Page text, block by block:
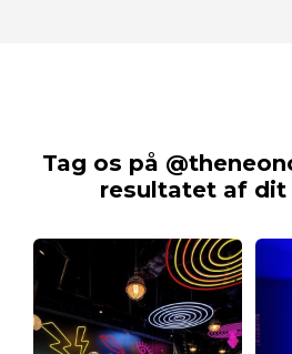
Tag os på
resultatet af dit